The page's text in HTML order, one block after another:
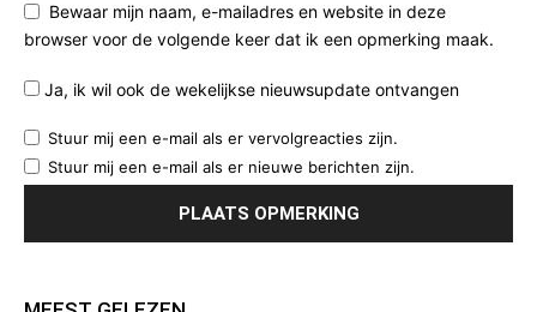
Bewaar mijn naam, e-mailadres en website in deze
browser voor de volgende keer dat ik een opmerking maak.
Ja, ik wil ook de wekelijkse nieuwsupdate ontvangen
Stuur mij een e-mail als er vervolgreacties zijn.
Stuur mij een e-mail als er nieuwe berichten zijn.